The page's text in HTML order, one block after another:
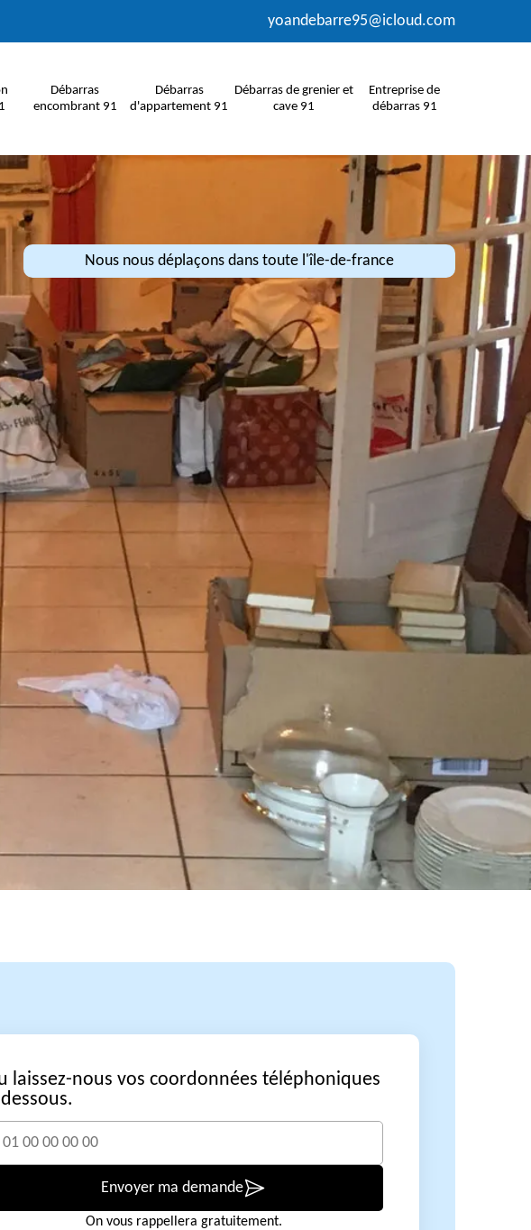
yoandebarre95@icloud.com
Débarras
encombrant 91
Débarras
d'appartement 91
Débarras de grenier et
cave 91
Entreprise de
débarras 91
Nous nous déplaçons dans toute l'île-de-france
laissez-nous vos coordonnées téléphoniques
Envoyer ma demande
On vous rappellera gratuitement.